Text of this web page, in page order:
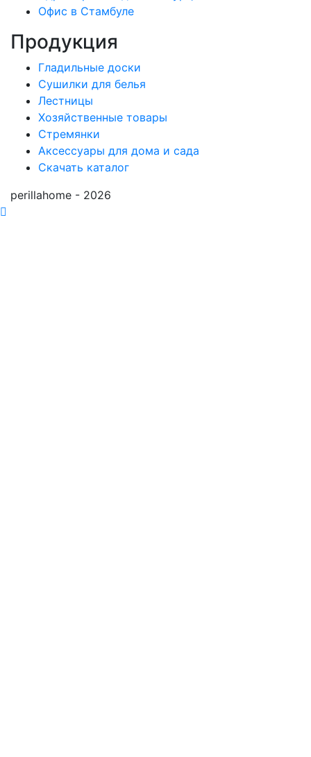
Офис в Стамбуле
Продукция
Гладильные доски
Сушилки для белья
Лестницы
Хозяйственные товары
Стремянки
Аксессуары для дома и сада
Скачать каталог
perillahome - 2026